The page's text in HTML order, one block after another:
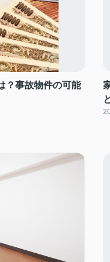
？事故物件の可能